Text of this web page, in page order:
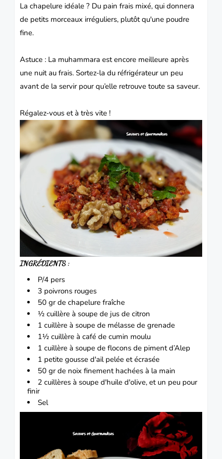
La chapelure idéale ? Du pain frais mixé, qui donnera
de petits morceaux irréguliers, plutôt qu'une poudre
fine.
Astuce : La muhammara est encore meilleure après
une nuit au frais. Sortez-la du réfrigérateur un peu
avant de la servir pour qu’elle retrouve toute sa saveur.
Régalez-vous et à très vite !
INGRÉDIENTS :
P/4 pers
3 poivrons rouges
50 gr de chapelure fraîche
½ cuillère à soupe de jus de citron
1 cuillère à soupe de mélasse de grenade
1½ cuillère à café de cumin moulu
1 cuillère à soupe de flocons de piment d’Alep
1 petite gousse d'ail pelée et écrasée
50 gr de noix finement hachées à la main
2 cuillères à soupe d'huile d'olive, et un peu pour
finir
Sel